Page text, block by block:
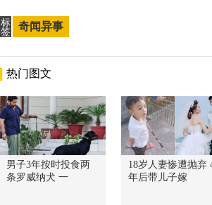
标
签
奇闻异事
热门图文
男子3年按时投食两
条罗威纳犬 一
18岁人妻惨遭抛弃
年后带儿子嫁